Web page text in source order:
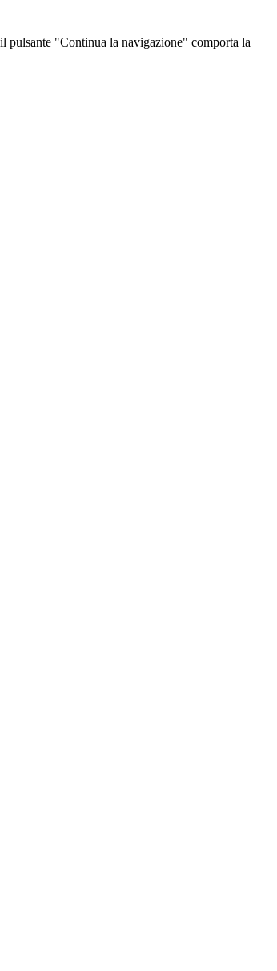
pulsante "Continua la navigazione" comporta la